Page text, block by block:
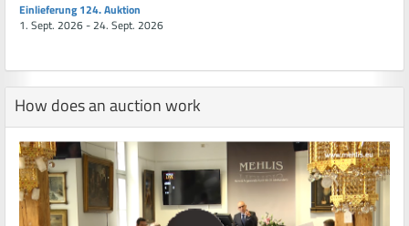
Einlieferung 124. Auktion
1. Sept. 2026 - 24. Sept. 2026
How does an auction work